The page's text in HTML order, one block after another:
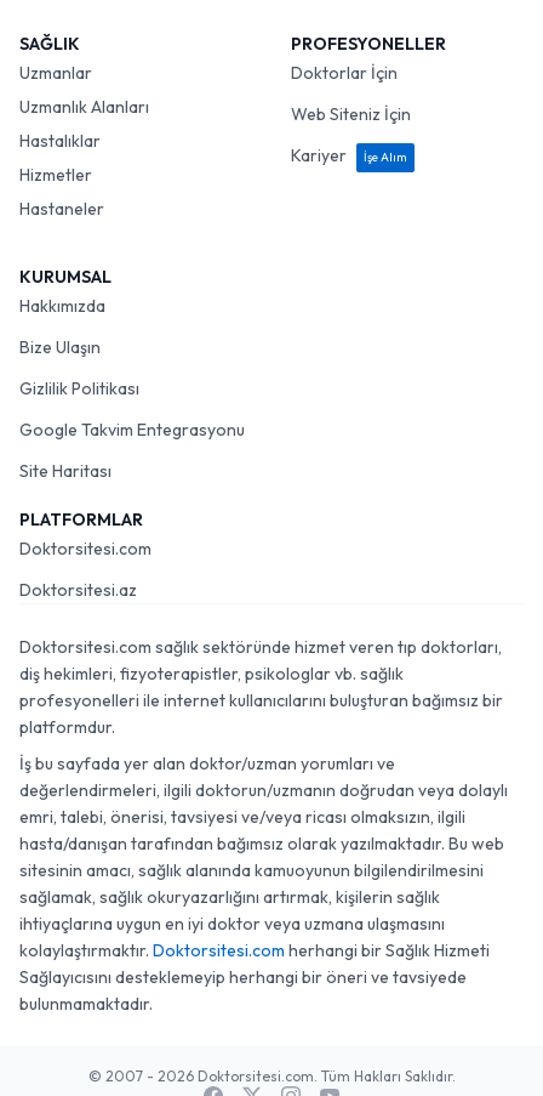
SAĞLIK
Uzmanlar
Uzmanlık Alanları
Hastalıklar
Hizmetler
Hastaneler
PROFESYONELLER
Doktorlar İçin
Web Siteniz İçin
Kariyer
İşe Alım
KURUMSAL
Hakkımızda
Bize Ulaşın
Gizlilik Politikası
Google Takvim Entegrasyonu
Site Haritası
PLATFORMLAR
Doktorsitesi.com
Doktorsitesi.az
Doktorsitesi.com sağlık sektöründe hizmet veren tıp doktorları,
diş hekimleri, fizyoterapistler, psikologlar vb. sağlık
profesyonelleri ile internet kullanıcılarını buluşturan bağımsız bir
platformdur.
İş bu sayfada yer alan doktor/uzman yorumları ve
değerlendirmeleri, ilgili doktorun/uzmanın doğrudan veya dolaylı
emri, talebi, önerisi, tavsiyesi ve/veya ricası olmaksızın, ilgili
hasta/danışan tarafından bağımsız olarak yazılmaktadır. Bu web
sitesinin amacı, sağlık alanında kamuoyunun bilgilendirilmesini
sağlamak, sağlık okuryazarlığını artırmak, kişilerin sağlık
ihtiyaçlarına uygun en iyi doktor veya uzmana ulaşmasını
kolaylaştırmaktır. Doktorsitesi.com herhangi bir Sağlık Hizmeti
Sağlayıcısını desteklemeyip herhangi bir öneri ve tavsiyede
bulunmamaktadır.
© 2007 - 2026 Doktorsitesi.com. Tüm Hakları Saklıdır.